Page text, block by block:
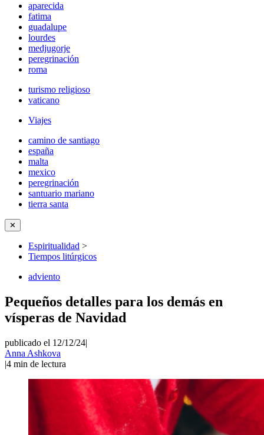
aparecida
fatima
guadalupe
lourdes
medjugorje
peregrinación
roma
turismo religioso
vaticano
Viajes
camino de santiago
españa
malta
mexico
peregrinación
santuario mariano
tierra santa
✕
Espiritualidad >
Tiempos litúrgicos
adviento
Pequeños detalles para los demás en
vísperas de Navidad
publicado el 12/12/24|
Anna Ashkova
|4 min de lectura